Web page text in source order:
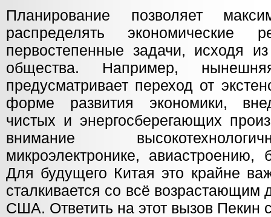
Планирование позволяет
распределять экономические
первостепенные задачи, исходя
общества. Например,
предусматривает переход от
форме развития экономики,
чистых и энергосберегающих
внимание
микроэлектронике, авиастроению,
Для будущего Китая это крайне
сталкивается со всё возрастающим
США. Ответить на этот вызов Пекин